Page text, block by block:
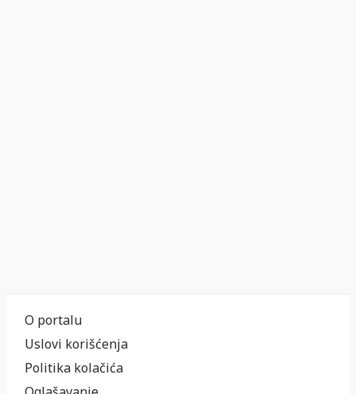
O portalu
Uslovi korišćenja
Politika kolačića